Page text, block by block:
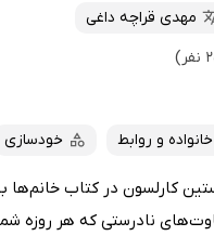
مهدی قراچه داغی
خانواده و روابط خودسازی
کارلسون در کتاب
نادرستی که هر روزه شما